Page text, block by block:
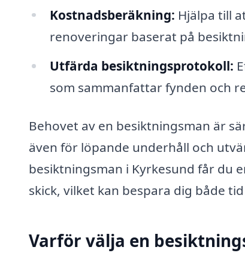
Kostnadsberäkning: Hjälpa till
renoveringar baserat på
Utfärda besiktningsprotokoll:
som sammanfattar fynden och
Behovet av en besiktningsman är
även för löpande underhåll och
besiktningsman i Kyrkesund får du
skick, vilket kan bespara dig både
Varför välja en